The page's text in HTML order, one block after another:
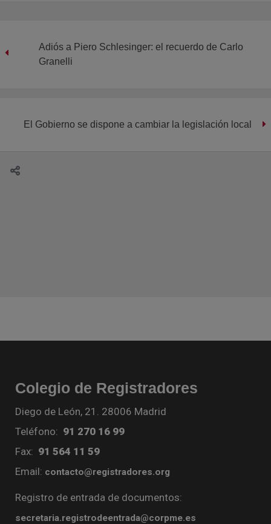
Adiós a Piero Schlesinger: el recuerdo de Carlo
Granelli
El Gobierno se dispone a cambiar la legislación local
Colegio de Registradores
Diego de León, 21. 28006 Madrid
Teléfono: 91 270 16 99
Fax: 91 564 11 59
Email: contacto@registradores.org
Registro de entrada de documentos:
secretaria.registrodeentrada@corpme.es